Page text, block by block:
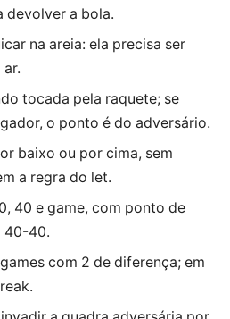
devolver a bola.
na areia: ela precisa ser
tocada pela raquete; se
o ponto é do adversário.
baixo ou por cima, sem
a regra do let.
40 e game, com ponto de
40-40.
com 2 de diferença; em